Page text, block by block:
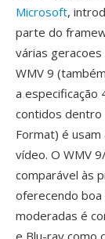
Microsoft,
parte do
várias
WMV 9
a especificação
contidos dentro
Format) é
vídeo. O WMV
comparável às
oferecendo boa
moderadas é
e Blu-ray como